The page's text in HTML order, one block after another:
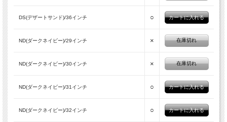
DS(デザートサンド)/36インチ ○
ND(ダークネイビー)/29インチ × 在庫切れ
ND(ダークネイビー)/30インチ × 在庫切れ
ND(ダークネイビー)/31インチ ○
ND(ダークネイビー)/32インチ ○